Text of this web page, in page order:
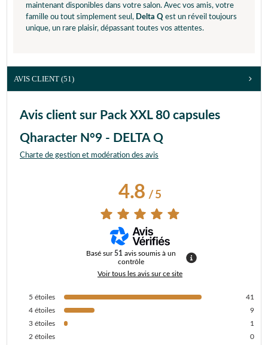
maintenant disponibles dans votre salon. Avec vos amis, votre
famille ou tout simplement seul, Delta Q est un réveil toujours
unique, un rare plaisir, dépassant toutes vos attentes.
AVIS CLIENT (51)
Avis client sur Pack XXL 80 capsules
Qharacter N°9 - DELTA Q
Charte de gestion et modération des avis
4.8/ 5
Basé sur51 avis soumis à un
contrôle
Voir tous les avis sur ce site
5 étoiles
41
4 étoiles
9
3 étoiles
1
2 étoiles
0